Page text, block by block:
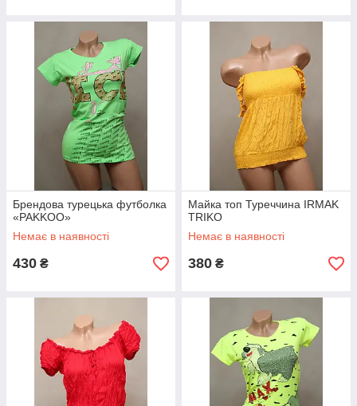
Брендова турецька футболка
«PAKKOO»
Немає в наявності
430 ₴
Майка топ Туреччина IRMAK
TRIKO
Немає в наявності
380 ₴